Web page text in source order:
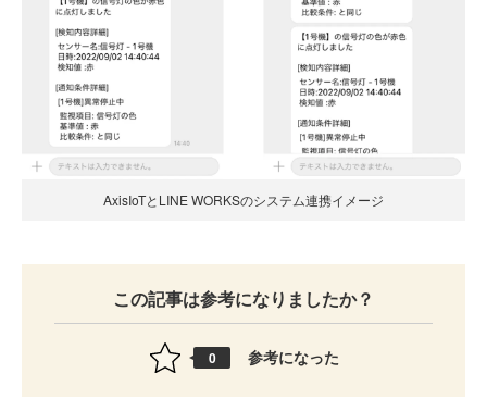
AxisIoTとLINE WORKSのシステム連携イメージ
この記事は参考になりましたか？
0 参考になった